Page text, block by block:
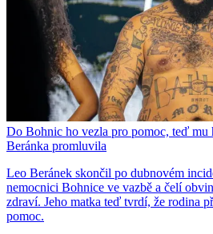
Do Bohnic ho vezla pro pomoc, teď mu
Beránka promluvila
Leo Beránek skončil po dubnovém
nemocnici Bohnice ve vazbě a čelí
zdraví. Jeho matka teď tvrdí, že rodina
pomoc.